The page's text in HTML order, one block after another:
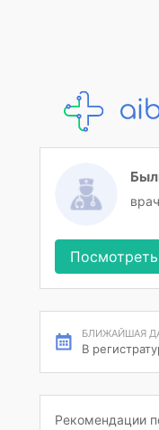
БЛИЖАЙШАЯ
В
Рекомендации